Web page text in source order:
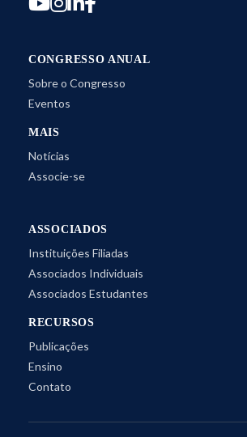
CONGRESSO ANUAL
Sobre o Congresso
Eventos
MAIS
Notícias
Associe-se
ASSOCIADOS
Instituições Filiadas
Associados Individuais
Associados Estudantes
RECURSOS
Publicações
Ensino
Contato